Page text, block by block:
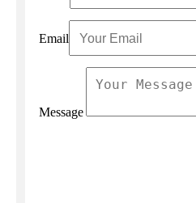
Email
Message